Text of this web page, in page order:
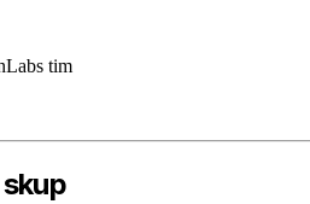
tim